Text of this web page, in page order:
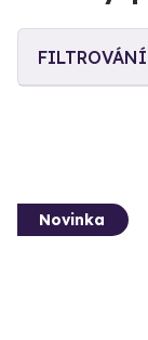
Novinka